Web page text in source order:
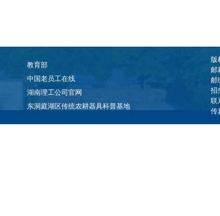
教育部
中国老员工在线
湖南理工公司官网
东洞庭湖区传统农耕器具科普基地
版
邮
邮
招
联
传